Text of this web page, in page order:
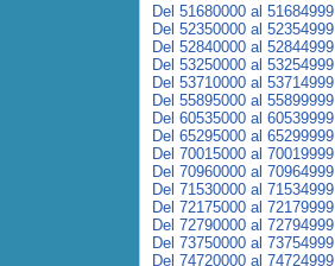
Del 51680000 al 51684999
Del 52350000 al 52354999
Del 52840000 al 52844999
Del 53250000 al 53254999
Del 53710000 al 53714999
Del 55895000 al 55899999
Del 60535000 al 60539999
Del 65295000 al 65299999
Del 70015000 al 70019999
Del 70960000 al 70964999
Del 71530000 al 71534999
Del 72175000 al 72179999
Del 72790000 al 72794999
Del 73750000 al 73754999
Del 74720000 al 74724999